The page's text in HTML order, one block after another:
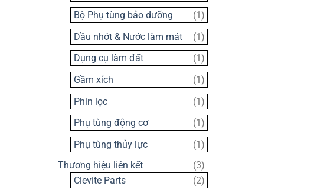
phẩm
sản
phẩm
Bộ Phụ tùng bảo dưỡng 1 1
sản
phẩm
Dầu nhớt & Nước làm mát 11
sản
phẩm
Dụng cụ làm đất 1 1
sản
phẩm
Gầm xích 11
sản
phẩm
Phin lọc 11
sản
phẩm
Phụ tùng động cơ 1 1
sản
phẩm
Phụ tùng thủy lực 11
sản
phẩm
Thương hiệu liên kết 33
sản
Clevite Parts 22